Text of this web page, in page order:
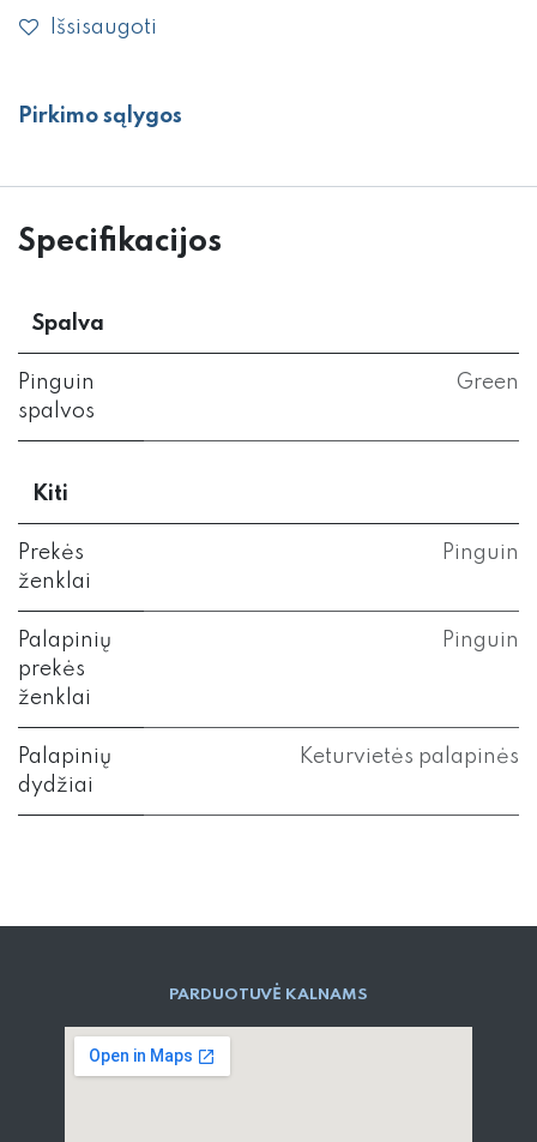
Išsisaugoti
Pirkimo sąlygos
Specifikacijos
Spalva
Pinguin
spalvos
Green
Kiti
Prekės
ženklai
Pinguin
Palapinių
prekės
ženklai
Pinguin
Palapinių
dydžiai
Keturvietės palapinės
PARD​UOTUVĖ​ KALNAMS